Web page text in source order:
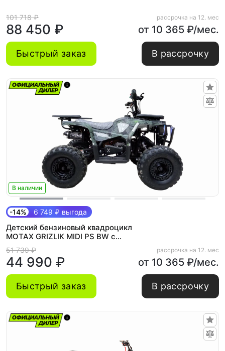
101 718 ₽
88 450 ₽
рассрочка на 12. мес
от 10 365 ₽/мес.
Быстрый заказ В рассрочку
В наличии
-14% 6 749 ₽ выгода
Детский бензиновый квадроцикл
MOTAX GRIZLIK MIDI PS BW с
Механическим стартером
51 739 ₽
44 990 ₽
рассрочка на 12. мес
от 10 365 ₽/мес.
Быстрый заказ В рассрочку